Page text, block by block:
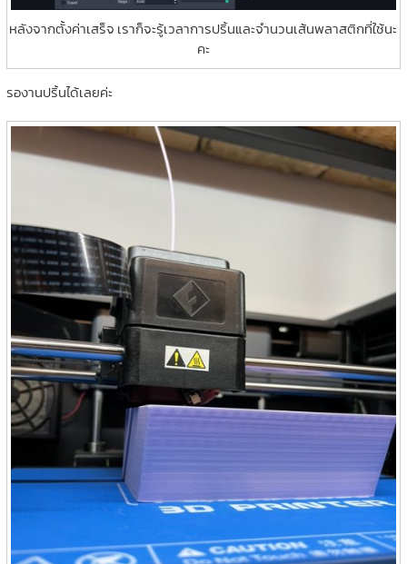
หลังจากตั้งค่าเสร็จ เราก็จะรู้เวลาการปริ้นและจำนวนเส้นพลาสติกที่ใช้นะ
คะ
รองานปริ้นได้เลยค่ะ